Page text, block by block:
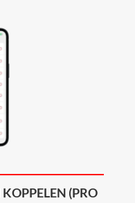
KOPPELEN (PRO